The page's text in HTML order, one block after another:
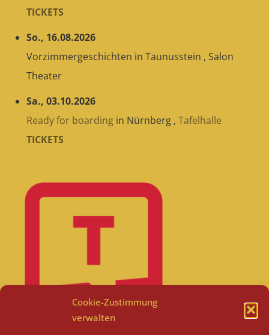
Cookie-Zustimmung
verwalten
TICKETS
So., 16.08.2026
Vorzimmergeschichten in Taunusstein , Salon
Theater
Sa., 03.10.2026
Ready for boarding in Nürnberg , Tafelhalle
TICKETS